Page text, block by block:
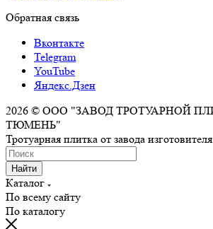
Обратная связь
Вконтакте
Telegram
YouTube
Яндекс.Дзен
2026 © ООО "ЗАВОД ТРОТУАРНОЙ
ТЮМЕНЬ"
Тротуарная плитка от завода изготовителя.
Найти
Каталог
По всему сайту
По каталогу